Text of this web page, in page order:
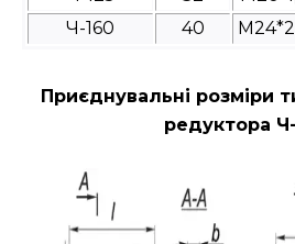
Ч-160
40
Приєднувальні розміри
редуктора